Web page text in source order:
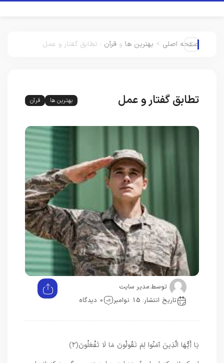
صفحه اصلی > بهترین ها و قرآن : تطابق گفتار و عمل
تطابق گفتار و عمل بهترین ها قرآن
توسط:مدیر سایت
تاریخ انتشار: 15 نوامبر
0 دیدگاه
يَا أَيُّهَا الَّذِينَ آمَنُوا لِمَ تَقُولُونَ مَا لَا تَفْعَلُونَ﴿۲﴾